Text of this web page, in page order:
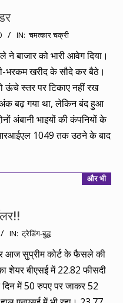
IN: चमत्कार चक्री
बाजार को भारी आवेग दिया।
भरकम खरीद के सौदे कर बैठे।
ऊंचे स्तर पर टिकाए नहीं रख
बढ़ गया था, लेकिन बंद हुआ
अंबानी भाइयों की कंपनियों के
आरआईएल 1049 तक उठने के बाद
और भी
IN: ट्रेडिंग-बुद्ध
आज सुप्रीम कोर्ट के फैसले की
शेयर बीएसई में 22.82 फीसदी
में 50 रुपए पर जाकर 52